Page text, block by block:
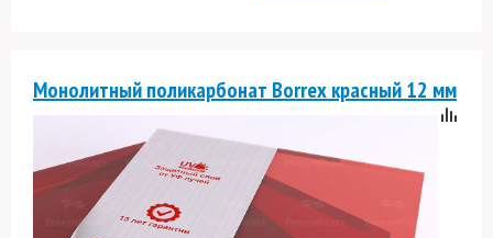
Монолитный поликарбонат Borrex красный 12 мм